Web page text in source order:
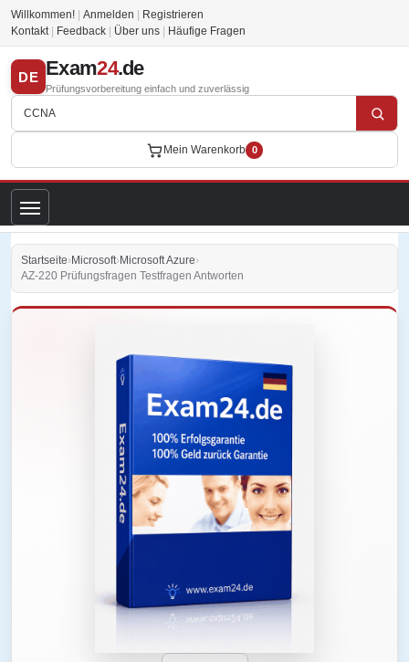
Willkommen! Anmelden
Registrieren
Kontakt
Feedback Über uns Häufige Fragen
DE Exam24.de
Prüfungsvorbereitung einfach und zuverlässig
Mein Warenkorb 0
Startseite›Microsoft›Microsoft Azure›
AZ-220 Prüfungsfragen Testfragen Antworten